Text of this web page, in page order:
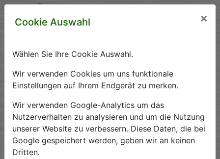
Krankenhausverzeichnis
Sachsen-Anhalt
Ein Service der Krankenhausgesellschaft Sachsen-Anhalt
e.V.
Cookie Auswahl ×
Wählen Sie Ihre Cookie Auswahl.
Wir verwenden Cookies um uns funktionale
Einstellungen auf Ihrem Endgerät zu merken.
Wir verwenden Google-Analytics um das
Nutzerverhalten zu analysieren und um die Nutzung
unserer Website zu verbessern. Diese Daten, die bei
Google gespeichert werden, geben wir an keinen
Dritten.